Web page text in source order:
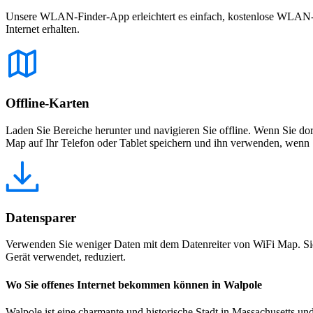
Unsere WLAN-Finder-App erleichtert es einfach, kostenlose
Internet erhalten.
Offline-Karten
Laden Sie Bereiche herunter und navigieren Sie offline. Wenn Sie
Map auf Ihr Telefon oder Tablet speichern und ihn verwenden,
Datensparer
Verwenden Sie weniger Daten mit dem Datenreiter von WiFi Map.
Gerät verwendet, reduziert.
Wo Sie offenes Internet bekommen können in Walpole